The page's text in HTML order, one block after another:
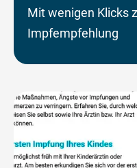
Mit wenigen Klicks
Impfempfehlung